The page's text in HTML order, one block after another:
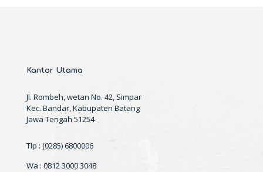
Kantor Utama
Jl. Rombeh, wetan No. 42, Simpar
Kec. Bandar, Kabupaten Batang
Jawa Tengah 51254
Tlp : (0285) 6800006
Wa : 0812 3000 3048